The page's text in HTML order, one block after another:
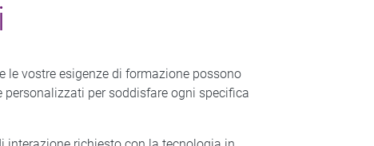
le vostre esigenze di formazione possono
per soddisfare ogni specifica